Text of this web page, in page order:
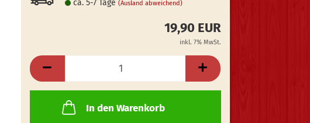
ca. 5-7 Tage(Ausland abweichend)
19,90 EUR
inkl. 7% MwSt.
In den Warenkorb